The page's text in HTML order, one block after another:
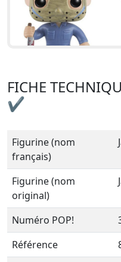
FICHE
✔
Figurine (nom
français)
Figurine (nom
original)
Numéro POP!
Référence